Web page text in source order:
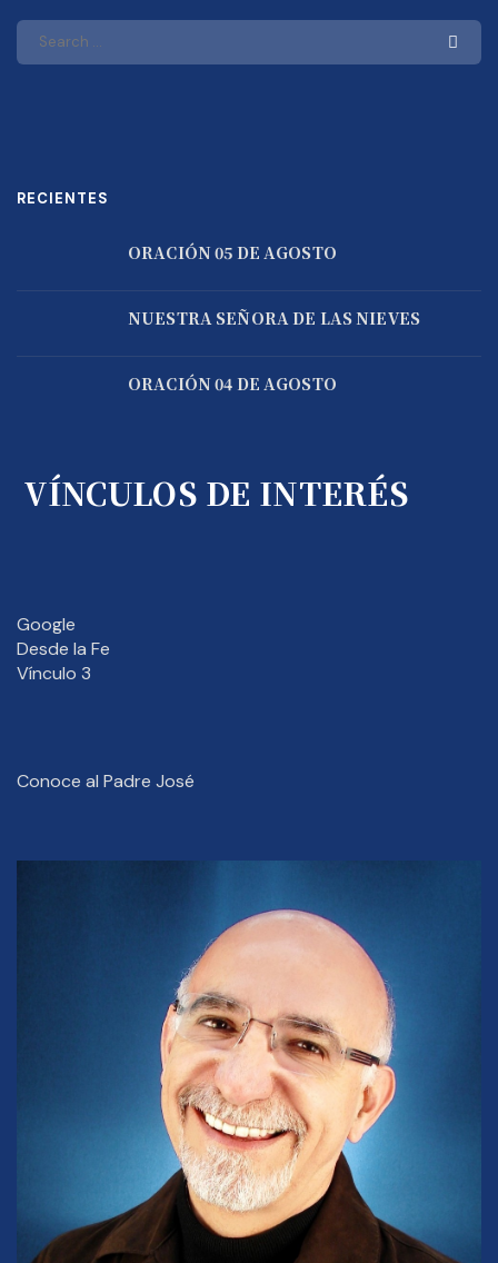
RECIENTES
ORACIÓN 05 DE AGOSTO
NUESTRA SEÑORA DE LAS NIEVES
ORACIÓN 04 DE AGOSTO
VÍNCULOS DE INTERÉS
Google
Desde la Fe
Vínculo 3
Conoce al Padre José